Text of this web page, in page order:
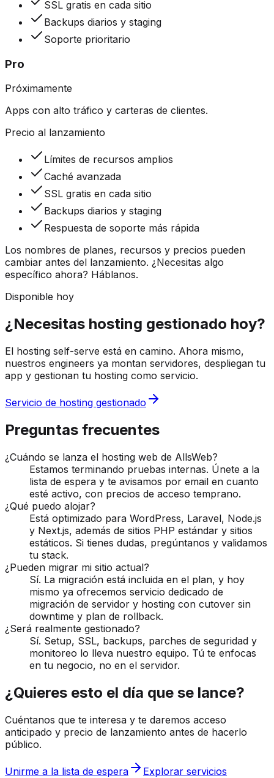
SSL gratis en cada sitio
Backups diarios y staging
Soporte prioritario
Pro
Próximamente
Apps con alto tráfico y carteras de clientes.
Precio al lanzamiento
Límites de recursos amplios
Caché avanzada
SSL gratis en cada sitio
Backups diarios y staging
Respuesta de soporte más rápida
Los nombres de planes, recursos y precios pueden
cambiar antes del lanzamiento. ¿Necesitas algo
específico ahora? Háblanos.
Disponible hoy
¿Necesitas hosting gestionado hoy?
El hosting self-serve está en camino. Ahora mismo,
nuestros engineers ya montan servidores, despliegan tu
app y gestionan tu hosting como servicio.
Servicio de hosting gestionado
Preguntas frecuentes
¿Cuándo se lanza el hosting web de AllsWeb?
Estamos terminando pruebas internas. Únete a la
lista de espera y te avisamos por email en cuanto
esté activo, con precios de acceso temprano.
¿Qué puedo alojar?
Está optimizado para WordPress, Laravel, Node.js
y Next.js, además de sitios PHP estándar y sitios
estáticos. Si tienes dudas, pregúntanos y validamos
tu stack.
¿Pueden migrar mi sitio actual?
Sí. La migración está incluida en el plan, y hoy
mismo ya ofrecemos servicio dedicado de
migración de servidor y hosting con cutover sin
downtime y plan de rollback.
¿Será realmente gestionado?
Sí. Setup, SSL, backups, parches de seguridad y
monitoreo lo lleva nuestro equipo. Tú te enfocas
en tu negocio, no en el servidor.
¿Quieres esto el día que se lance?
Cuéntanos que te interesa y te daremos acceso
anticipado y precio de lanzamiento antes de hacerlo
público.
Unirme a la lista de espera
Explorar servicios